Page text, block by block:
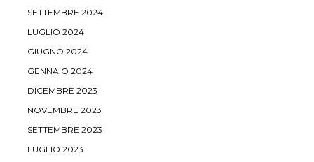
SETTEMBRE 2024
LUGLIO 2024
GIUGNO 2024
GENNAIO 2024
DICEMBRE 2023
NOVEMBRE 2023
SETTEMBRE 2023
LUGLIO 2023